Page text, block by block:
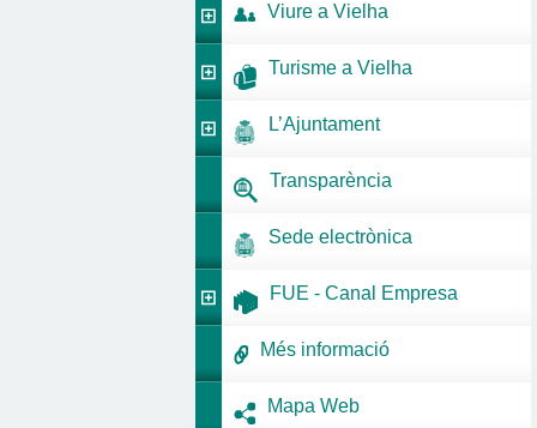
Viure a Vielha
Turisme a Vielha
L’Ajuntament
Transparència
Sede electrònica
FUE - Canal Empresa
Més informació
Mapa Web